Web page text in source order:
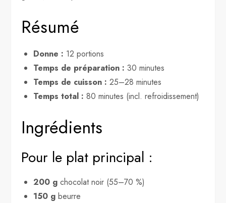
Résumé
Donne : 12 portions
Temps de préparation : 30 minutes
Temps de cuisson : 25–28 minutes
Temps total : 80 minutes (incl. refroidissement)
Ingrédients
Pour le plat principal :
200 g chocolat noir (55–70 %)
150 g beurre